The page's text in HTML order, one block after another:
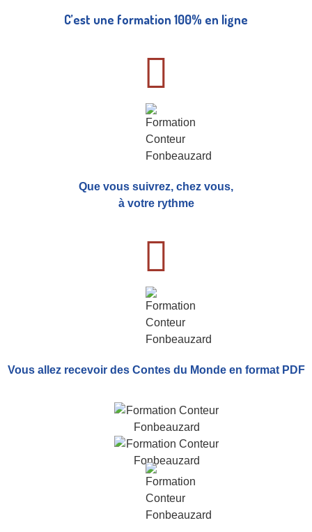
C’est une formation 100% en ligne
Que vous suivrez, chez vous,
à votre rythme
Vous allez recevoir des Contes du Monde en format PDF